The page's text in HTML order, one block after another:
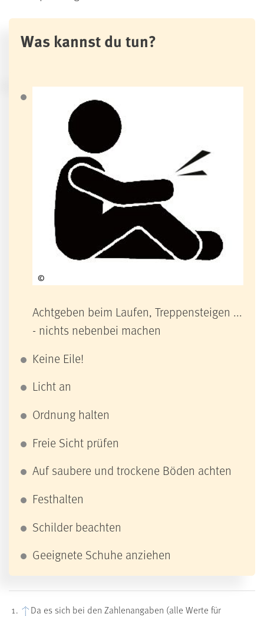
Was kannst du tun?
©
Achtgeben beim Laufen, Treppensteigen ...
- nichts nebenbei machen
Keine Eile!
Licht an
Ordnung halten
Freie Sicht prüfen
Auf saubere und trockene Böden achten
Festhalten
Schilder beachten
Geeignete Schuhe anziehen
↑Da es sich bei den Zahlenangaben (alle Werte für